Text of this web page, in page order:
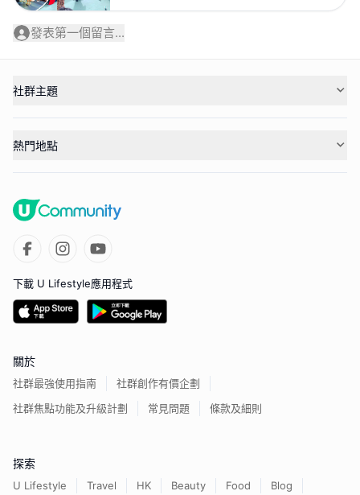
發表第一個留言...
社群主題
熱門地點
下載 U Lifestyle應用程式
關於
社群最強使用指南
社群創作有價企劃
社群焦點功能及升級計劃
常見問題 條款及細則
探索
U Lifestyle Travel HK Beauty Food Blog